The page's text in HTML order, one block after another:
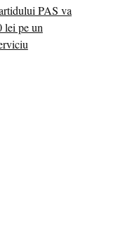
PAS va
lei pe un